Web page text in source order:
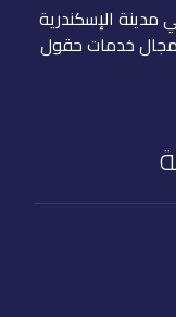
شركة الفاروق منذ عام 1991 في مدينة الإسكندرية
مجال خدمات حقول